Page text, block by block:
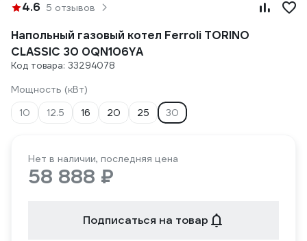
4.6 5 отзывов
Напольный газовый котел Ferroli TORINO
CLASSIC 30 0QN106YA
Код товара: 33294078
Мощность (кВт)
10
12.5 16 20 25 30
Нет в наличии, последняя цена
58 888 ₽
Подписаться на товар